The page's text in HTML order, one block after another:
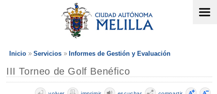
Inicio Servicios Informes de Gestión y Evaluación
III Torneo de Golf Benéfico